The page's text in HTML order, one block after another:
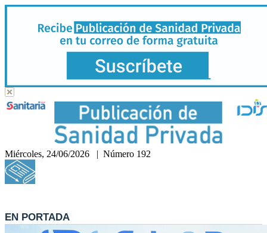
Miércoles, 24/06/2026 | Número 192
EN PORTADA